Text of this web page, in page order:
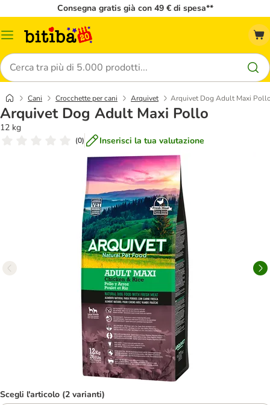
Consegna gratis già con 49 € di spesa**
Overview
Cerca
Cani Crocchette per cani Arquivet Arquivet Dog Adult Maxi
Arquivet Dog Adult Maxi Pollo
12 kg
(0) Inserisci la tua valutazione
Scegli l'articolo (2 varianti)